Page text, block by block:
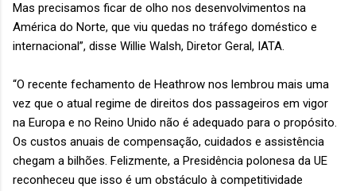
Mas precisamos ficar de olho nos desenvolvimentos na
América do Norte, que viu quedas no tráfego doméstico e
internacional”, disse Willie Walsh, Diretor Geral, IATA.
“O recente fechamento de Heathrow nos lembrou mais uma
vez que o atual regime de direitos dos passageiros em vigor
na Europa e no Reino Unido não é adequado para o propósito.
Os custos anuais de compensação, cuidados e assistência
chegam a bilhões. Felizmente, a Presidência polonesa da UE
reconheceu que isso é um obstáculo à competitividade